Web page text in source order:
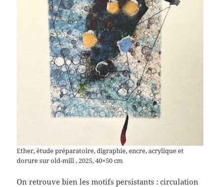
Ether, étude préparatoire, digraphie, encre, acrylique et
dorure sur old-mill , 2025, 40×50 cm
On retrouve bien les motifs persistants : circulation